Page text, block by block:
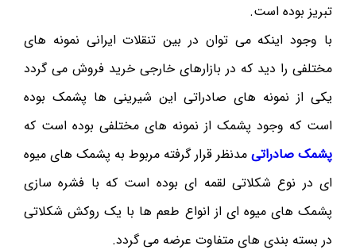
تبریز بوده است.
با وجود اینکه می توان در بین تنقلات ایرانی نمونه های
مختلفی را دید که در بازارهای خارجی خرید فروش می گردد
یکی از نمونه های صادراتی این شیرینی ها پشمک بوده
است که وجود پشمک از نمونه های مختلفی بوده است که
پشمک صادراتی مدنظر قرار گرفته مربوط به پشمک های میوه
ای در نوع شکلاتی لقمه ای بوده است که با فشره سازی
پشمک های میوه ای از انواع طعم ها با یک روکش شکلاتی
در بسته بندی های متفاوت عرضه می گردد.